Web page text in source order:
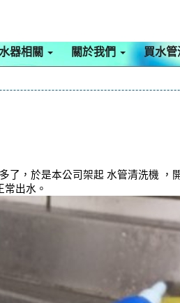
器相關 關於我們 買水管
，於是本公司架起 水管清洗機 ，
出水。